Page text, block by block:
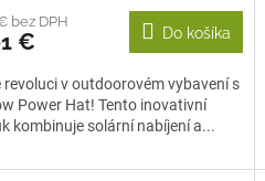
bez DPH
€ Do košíka
revoluci v outdoorovém vybavení s
Power Hat! Tento inovativní
kombinuje solární nabíjení a...